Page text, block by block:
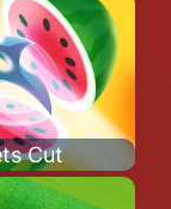
Cut